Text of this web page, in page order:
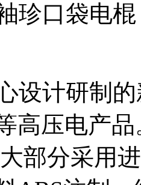
珍口袋电棍
设计研制
高压电产
部分采用